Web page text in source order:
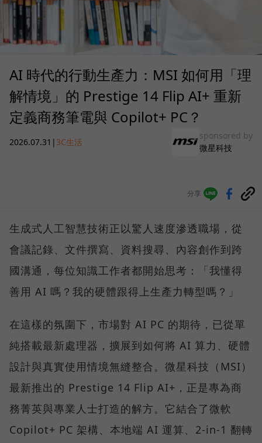
AI 時代的行動生產力：MSI 如何用「理
解情境」的 Prestige 14 Flip AI+ 重新
定義商務筆電與 Copilot+ PC？
2026.07.31 | 3C生活
sponsored by
微星科技
分享
生成式人工智慧技術正以驚人速度滲透職場，從
會議記錄、文件撰寫、資料搜尋、內容創作到跨
國溝通，每位知識工作者都開始思考：「我懂得
善用 AI 嗎？我的硬體跟得上生產力轉型嗎？」
在這樣的氛圍下，市場對 AI PC 的期待，已從單
純搭載最新處理器，擴展到如何將 AI 算力、硬體
設計與真實使用情境無縫整合。微星科技（MSI）
最新推出的 Prestige 14 Flip AI+，正是專為商
務菁英與專業人士打造的解方。它結合了微軟
Copilot+ PC 架構、本地端 AI 運算、2-in-1 翻轉